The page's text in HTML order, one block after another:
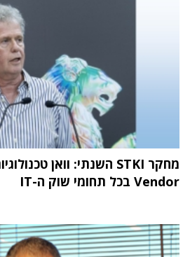
Vendor בכל תחומי שוק ה-IT